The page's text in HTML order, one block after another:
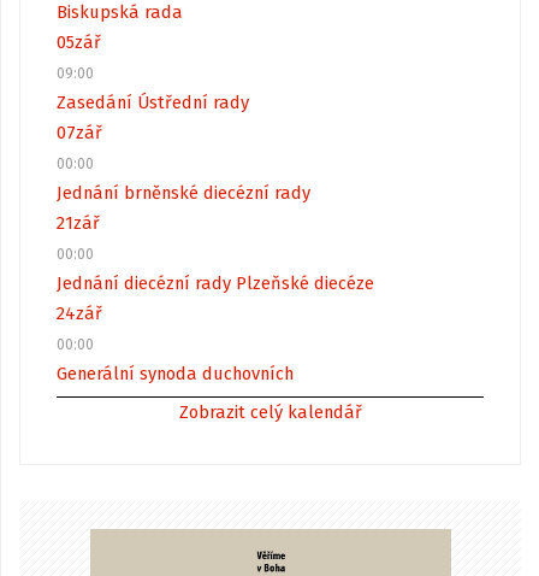
Biskupská rada
05zář
09:00
Zasedání Ústřední rady
07zář
00:00
Jednání brněnské diecézní rady
21zář
00:00
Jednání diecézní rady Plzeňské diecéze
24zář
00:00
Generální synoda duchovních
Zobrazit celý kalendář